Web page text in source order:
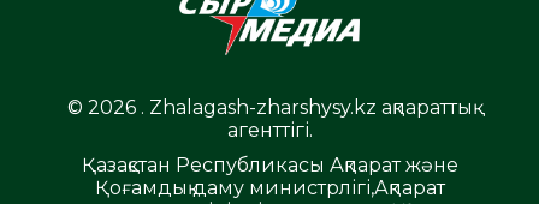
© 2026 . Zhalagash-zharshysy.kz ақпараттық
агенттігі.
Қазақстан Республикасы Ақпарат және
Қоғамдық даму министрлігі,Ақпарат